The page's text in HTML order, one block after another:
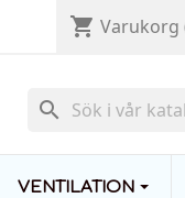
shopping_cart Varukorg
search
VENTILATION